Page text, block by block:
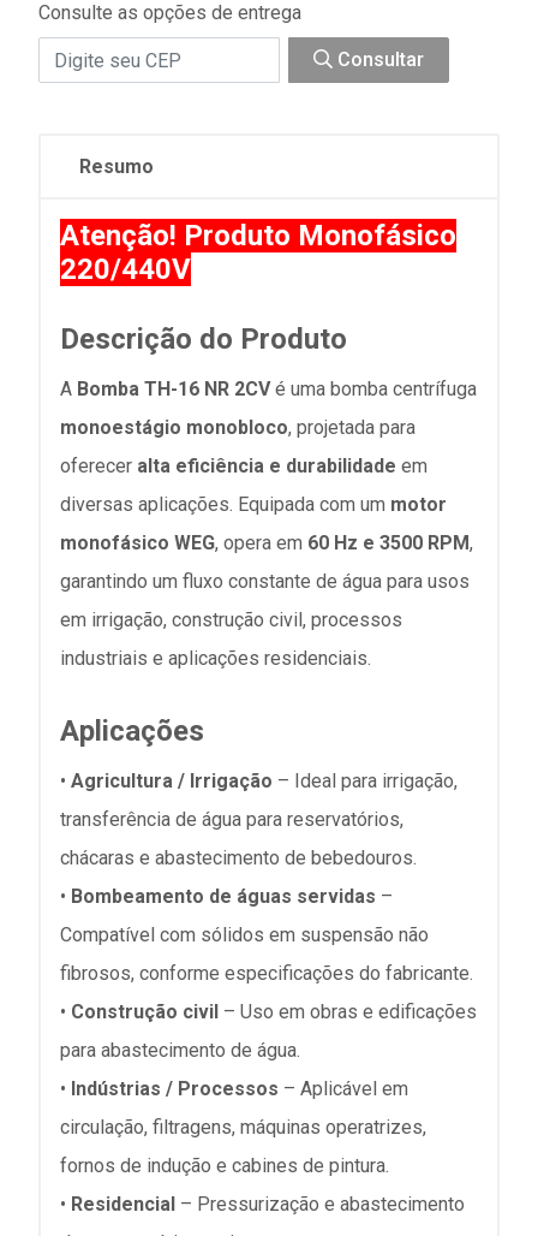
Consulte as opções de entrega
Consultar
Resumo
Atenção! Produto Monofásico
220/440V
Descrição do Produto
A Bomba TH-16 NR 2CVé uma bomba centrífuga
monoestágio monobloco, projetada para
oferecer alta eficiência e durabilidade em
diversas aplicações. Equipada com um motor
monofásico WEG, opera em 60 Hz e 3500 RPM,
garantindo um fluxo constante de água para usos
em irrigação, construção civil, processos
industriais e aplicações residenciais.
Aplicações
• Agricultura / Irrigação – Ideal para irrigação,
transferência de água para reservatórios,
chácaras e abastecimento de bebedouros.
• Bombeamento de águas servidas –
Compatível com sólidos em suspensão não
fibrosos, conforme especificações do fabricante.
• Construção civil – Uso em obras e edificações
para abastecimento de água.
• Indústrias / Processos – Aplicável em
circulação, filtragens, máquinas operatrizes,
fornos de indução e cabines de pintura.
• Residencial – Pressurização e abastecimento